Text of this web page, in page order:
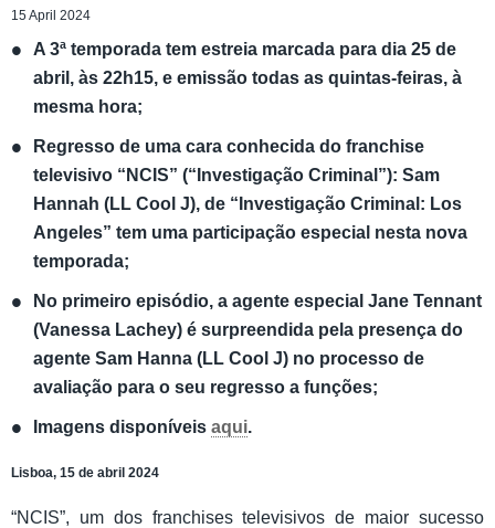
15 April 2024
A 3ª temporada tem estreia marcada para dia 25 de
abril, às 22h15, e emissão todas as quintas-feiras, à
mesma hora;
Regresso de uma cara conhecida do franchise
televisivo “NCIS” (“Investigação Criminal”): Sam
Hannah (LL Cool J), de “Investigação Criminal: Los
Angeles” tem uma participação especial nesta nova
temporada;
No primeiro episódio, a agente especial Jane Tennant
(Vanessa Lachey) é surpreendida pela presença do
agente Sam Hanna (LL Cool J) no processo de
avaliação para o seu regresso a funções;
Imagens disponíveis aqui.
Lisboa, 15 de abril 2024
“NCIS”, um dos franchises televisivos de maior sucesso